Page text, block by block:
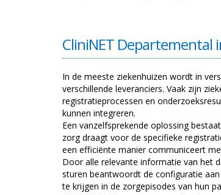
CliniNET Departemental
In de meeste ziekenhuizen wordt in
verschillende leveranciers. Vaak zijn
registratieprocessen en
kunnen integreren.
Een vanzelfsprekende oplossing
zorg draagt voor de specifieke
een efficiënte manier communiceert
Door alle relevante informatie van het
sturen beantwoordt de configuratie
te krijgen in de zorgepisodes van hun